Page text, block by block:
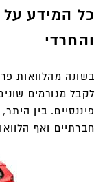
כל המידע על
והחרדי
בשונה מהלוואות
לקבל מגורמים
פיננסיים. בין
חברתיים ואף